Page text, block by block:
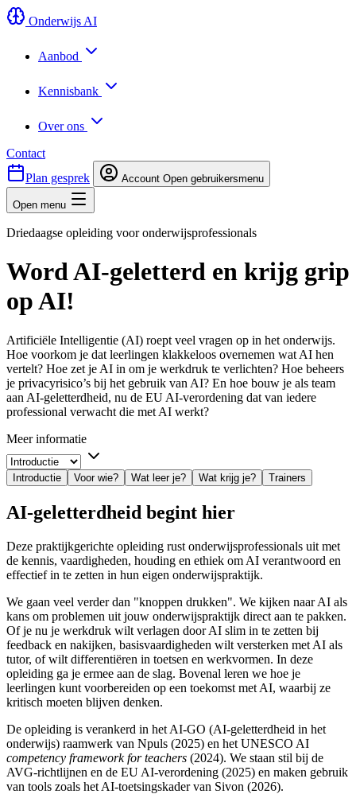
Onderwijs AI
Aanbod
Kennisbank
Over ons
Contact
Plan gesprek
Account Open gebruikersmenu
Open menu
Driedaagse opleiding voor onderwijsprofessionals
Word AI-geletterd en krijg grip
op AI!
Artificiële Intelligentie (AI) roept veel vragen op in het onderwijs.
Hoe voorkom je dat leerlingen klakkeloos overnemen wat AI hen
vertelt? Hoe zet je AI in om je werkdruk te verlichten? Hoe beheers
je privacyrisico’s bij het gebruik van AI? En hoe bouw je als team
aan AI-geletterdheid, nu de EU AI-verordening dat van iedere
professional verwacht die met AI werkt?
Meer informatie
Introductie Voor wie? Wat leer je? Wat krijg je? Trainers
AI-geletterdheid begint hier
Deze praktijkgerichte opleiding rust onderwijsprofessionals uit met
de kennis, vaardigheden, houding en ethiek om AI verantwoord en
effectief in te zetten in hun eigen onderwijspraktijk.
We gaan veel verder dan "knoppen drukken". We kijken naar AI als
kans om problemen uit jouw onderwijspraktijk direct aan te pakken.
Of je nu je werkdruk wilt verlagen door AI slim in te zetten bij
feedback en nakijken, basisvaardigheden wilt versterken met AI als
tutor, of wilt differentiëren in toetsen en werkvormen. In deze
opleiding ga je ermee aan de slag. Bovenal leren we hoe je
leerlingen kunt voorbereiden op een toekomst met AI, waarbij ze
kritisch moeten blijven denken.
De opleiding is verankerd in het AI-GO (AI-geletterdheid in het
onderwijs) raamwerk van Npuls (2025) en het UNESCO AI
competency framework for teachers (2024). We staan stil bij de
AVG-richtlijnen en de EU AI-verordening (2025) en maken gebruik
van tools zoals het AI-toetsingskader van Sivon (2026).